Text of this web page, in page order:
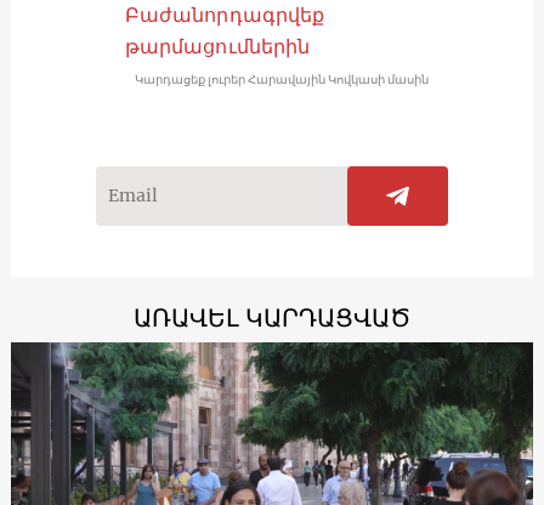
Բաժանորդագրվեք
թարմացումներին
Կարդացեք լուրեր Հարավային Կովկասի մասին
ԱՌԱՎԵԼ ԿԱՐԴԱՑՎԱԾ